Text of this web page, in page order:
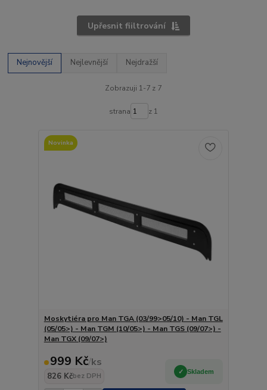
Upřesnit fiiltrování
Nejnovější Nejlevnější Nejdražší
Zobrazuji 1-7 z 7
strana z 1
Novinka
Moskytiéra pro Man TGA (03/99>05/10) - Man TGL
(05/05>) - Man TGM (10/05>) - Man TGS (09/07>) -
Man TGX (09/07>)
999 Kč/ks
826 Kčbez DPH
Skladem